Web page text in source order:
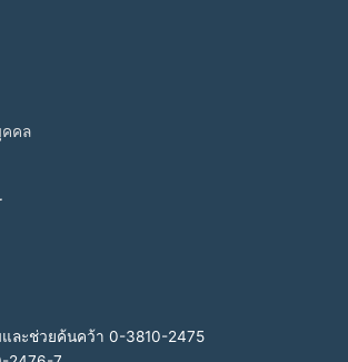
คล
ละช่วยค้นคว้า 0-3810-2475